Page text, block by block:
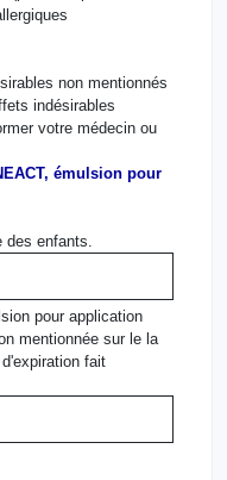
non mentionnés
indésirables
votre médecin ou
émulsion pour
des enfants.
pour application
mentionnée sur le la
fait